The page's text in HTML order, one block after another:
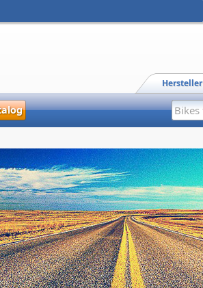
Hersteller